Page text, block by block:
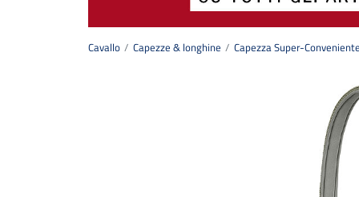
Cavallo Capezze & longhine Capezza Super-